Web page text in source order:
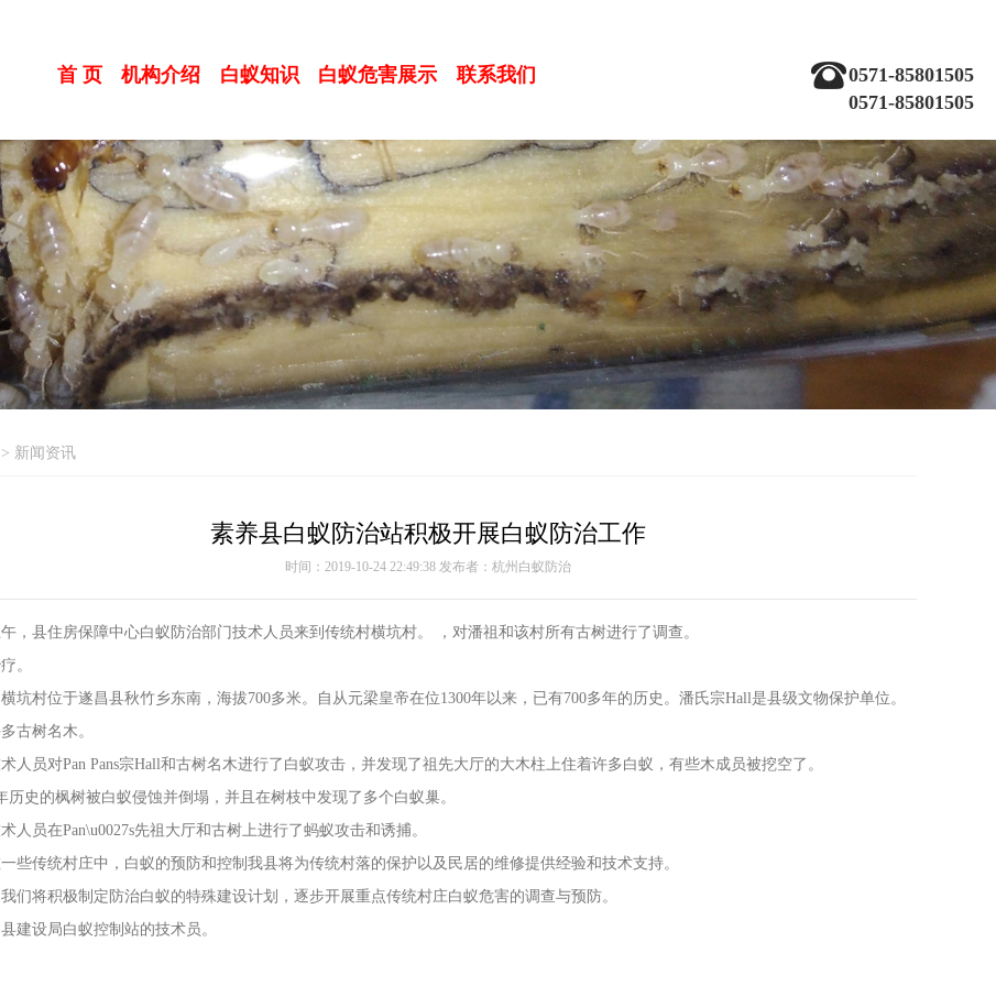
首 页 机构介绍 白蚁知识 白蚁危害展示 联系我们
0571-85801505
0571-85801505
新闻资讯
素养县白蚁防治站积极开展白蚁防治工作
时间：2019-10-24 22:49:38 发布者：杭州白蚁防治
，县住房保障中心白蚁防治部门技术人员来到传统村横坑村。 ，对潘祖和该村所有古树进行了调查。
。
坑村位于遂昌县秋竹乡东南，海拔700多米。自从元梁皇帝在位1300年以来，已有700多年的历史。潘氏宗Hall是县级文物保护单位。
古树名木。
人员对Pan Pans宗Hall和古树名木进行了白蚁攻击，并发现了祖先大厅的大木柱上住着许多白蚁，有些木成员被挖空了。
历史的枫树被白蚁侵蚀并倒塌，并且在树枝中发现了多个白蚁巢。
人员在Pan\u0027s先祖大厅和古树上进行了蚂蚁攻击和诱捕。
些传统村庄中，白蚁的预防和控制我县将为传统村落的保护以及民居的维修提供经验和技术支持。
们将积极制定防治白蚁的特殊建设计划，逐步开展重点传统村庄白蚁危害的调查与预防。
建设局白蚁控制站的技术员。